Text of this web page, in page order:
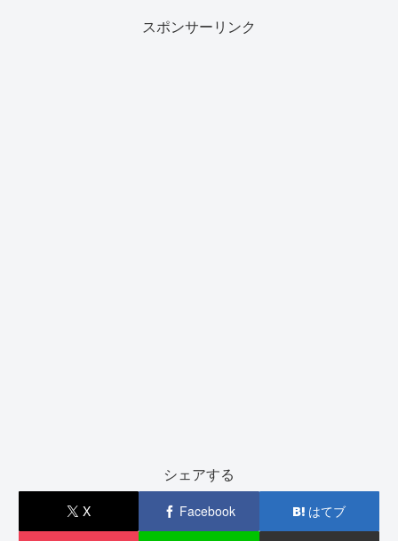
スポンサーリンク
シェアする
X Facebook はてブ